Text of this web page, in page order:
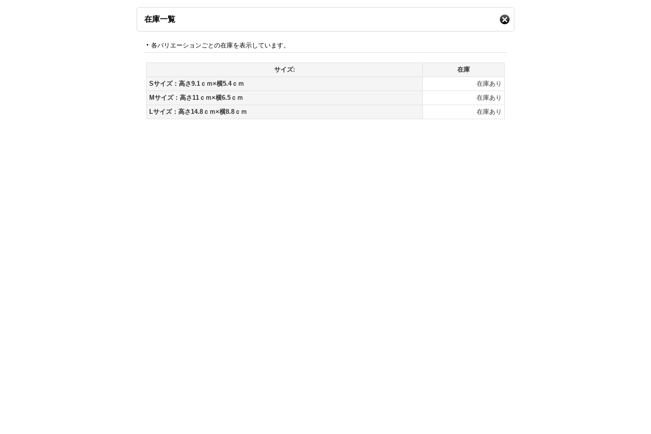
在庫一覧
各バリエーションごとの在庫を表示しています。
サイズ:
在庫
Sサイズ：高さ9.1ｃｍ×横5.4ｃｍ
在庫あり
Mサイズ：高さ11ｃｍ×横6.5ｃｍ
在庫あり
Lサイズ：高さ14.8ｃｍ×横8.8ｃｍ
在庫あり